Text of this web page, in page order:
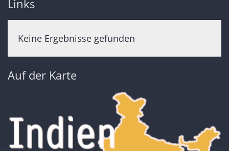
Links
Keine Ergebnisse gefunden
Auf der Karte